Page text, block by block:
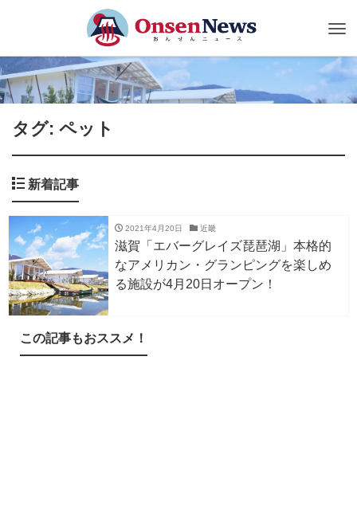
タグ: ペット
新着記事
2021年4月20日 近畿
滋賀「エバーグレイズ琵琶湖」本格的
なアメリカン・グランピングを楽しめ
る施設が4月20日オープン！
この記事もおススメ！